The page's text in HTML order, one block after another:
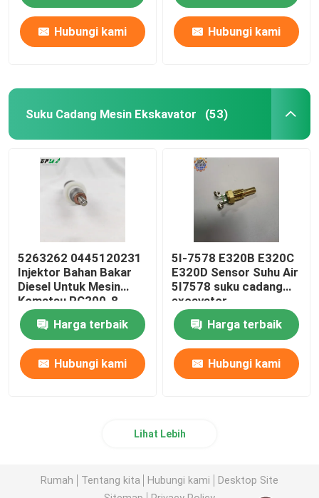
Hubungi kami Hubungi kami
Suku Cadang Mesin Ekskavator (53)
5263262 0445120231
Injektor Bahan Bakar
Diesel Untuk Mesin
Komatsu PC200-8
6D107 QSB6.7
Harga terbaik
Hubungi kami
5I-7578 E320B E320C
E320D Sensor Suhu Air
5I7578 suku cadang
excavator
Harga terbaik
Hubungi kami
Lihat Lebih
Rumah Tentang kita Hubungi kami
Desktop Site